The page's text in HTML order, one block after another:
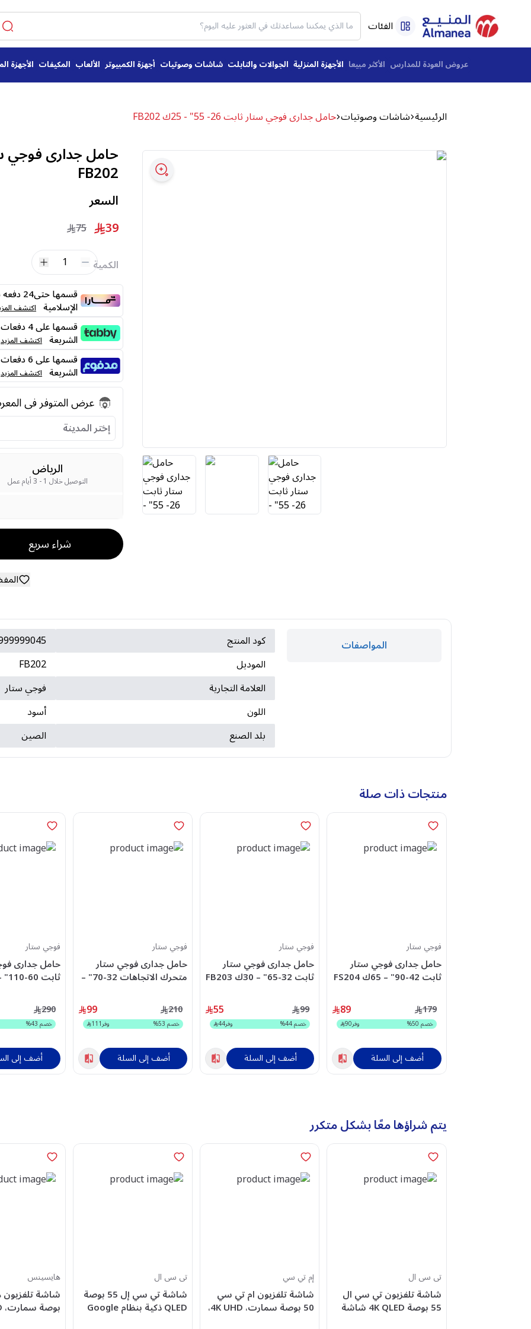
الفئات
عروض العودة للمدارس الأكثر مبيعا الأجهزة المنزلية الجوالات والتابلت شاشات وصوتيات أجهزة الكمبيوتر الألعاب المكيفات الأجهزة
الرئيسية شاشات وصوتيات حامل جدارى فوجي ستار ثابت 26- 55" - 25ك FB202
FB202
السعر
39
75
الكمية 1
قسمها
الإسلامية اكتشف
الشريعة اكتشف المزيد
الشريعة اكتشف المزيد
عرض المتوفر فى
إختر المدينة
الرياض
التوصيل خلال 1 - 3 أيام عمل
شراء سريع
المواصفات كود المنتج
الموديل
FB202
العلامة التجارية
فوجي ستار
اللون
أسود
بلد الصنع
الصين
منتجات ذات صلة
فوجي ستار
حامل جدارى فوجي ستار
ثابت 42-90" – 65ك FS204
89 179
خصم50
% وفر90
أضف إلى السلة
فوجي ستار
حامل جدارى فوجي ستار
ثابت 32-65" – 30ك FB203
55 99
خصم44
% وفر44
أضف إلى السلة
فوجي ستار
حامل جدارى فوجي ستار
متحرك الاتجاهات 32-70" –
99 210
خصم53
% وفر111
أضف إلى السلة
فوجي ستار
حامل جدارى
290
خصم 43
%
أضف إلى
يتم شراؤها معًا بشكل متكرر
تى سى ال
شاشة تلفزيون تي سي ال
55 بوصة 4K QLED شاشة
إم تي سي
شاشة تلفزيون ام تي سي
50 بوصة سمارت، 4K UHD،
تى سى ال
شاشة تي سي إل 55 بوصة
QLED ذكية بنظام Google
هايسينس